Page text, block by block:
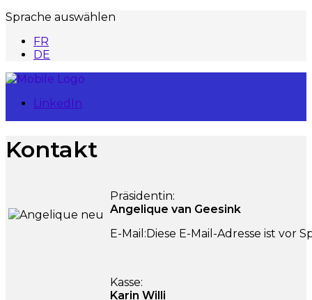
Sprache auswählen
FR
DE
LinkedIn
Kontakt
Präsidentin:
Angelique van Geesink
E-Mail:Diese E-Mail-Adresse ist vor
Kasse:
Karin Willi